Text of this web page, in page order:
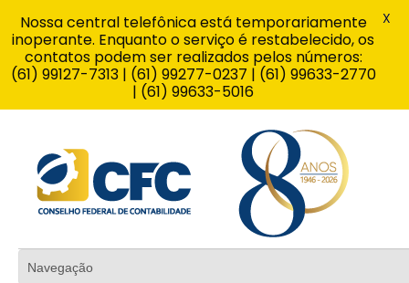
Nossa central telefônica está temporariamente
inoperante. Enquanto o serviço é restabelecido, os
contatos podem ser realizados pelos números:
(61) 99127-7313 | (61) 99277-0237 | (61) 99633-2770
| (61) 99633-5016
X